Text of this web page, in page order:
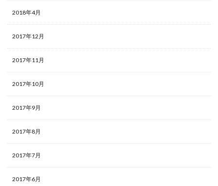
2018年4月
2017年12月
2017年11月
2017年10月
2017年9月
2017年8月
2017年7月
2017年6月